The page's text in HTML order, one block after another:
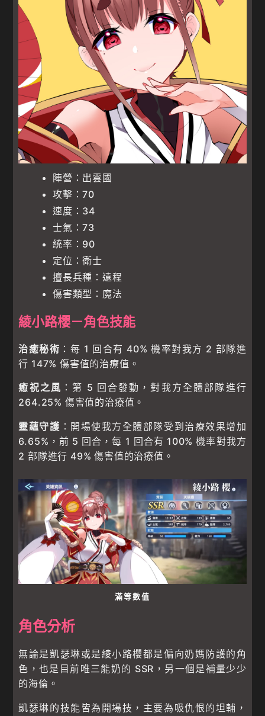
陣營：出雲國
攻擊：70
速度：34
士氣：73
統率：90
定位：衛士
擅長兵種：遠程
傷害類型：魔法
綾小路櫻－角色技能
治癒秘術 ：每 1 回合有 40% 機率對我方 2 部隊進
行 147% 傷害值的治療值。
癒祝之風 ：第 5 回合發動，對我方全體部隊進行
264.25% 傷害值的治療值。
靈蘊守護 ：開場使我方全體部隊受到治療效果增加
6.65%，前 5 回合，每 1 回合有 100% 機率對我方
2 部隊進行 49% 傷害值的治療值。
滿等數值
角色分析
無論是凱瑟琳或是綾小路櫻都是偏向奶媽防護的角
色，也是目前唯三能奶的 SSR，另一個是補量少少
的海倫。
凱瑟琳的技能皆為開場技，主要為吸仇恨的坦輔，